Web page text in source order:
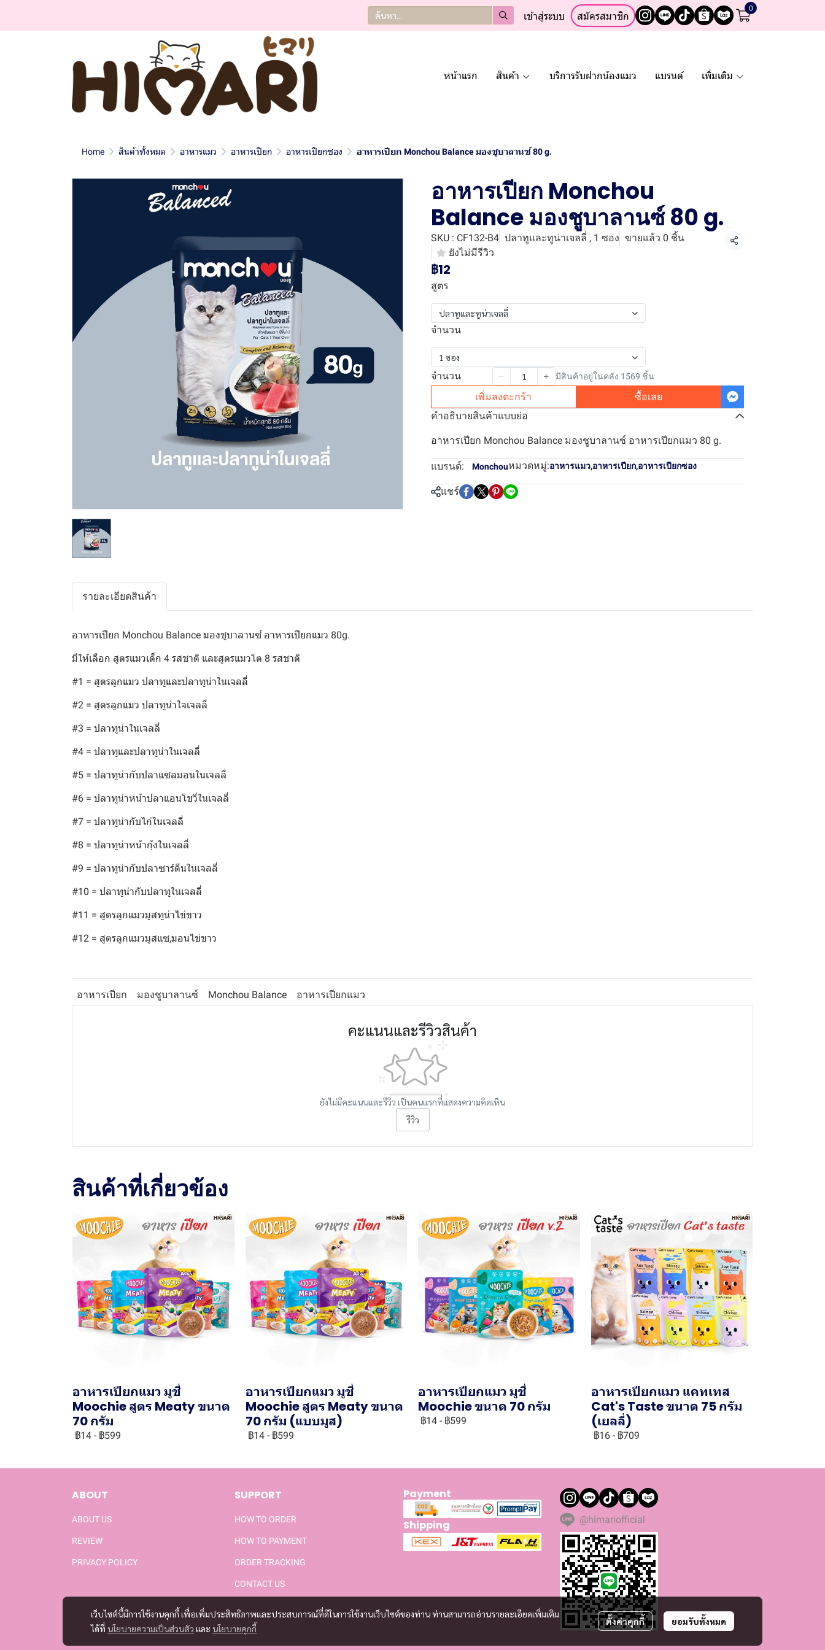
เข้าสู่ระบบ สมัครสมาชิก
0
หน้าแรก สินค้า บริการรับฝากน้องแมว แบรนด์ เพิ่มเติม
Home สินค้าทั้งหมด อาหารแมว อาหารเปียก อาหารเปียกซอง อาหารเปียก Monchou Balance มองชูบาลานซ์ 80 g.
อาหารเปียก Monchou
Balance มองชูบาลานซ์ 80 g.
SKU : CF132-B4 ปลาทูและทูน่าเจลลี่ , 1 ซอง ขายแล้ว 0 ชิ้น
ยังไม่มีรีวิว
แชร์
฿12
สูตร
ปลาทูและทูน่าเจลลี่
จำนวน
1 ซอง
จำนวน มีสินค้าอยู่ในคลัง 1569 ชิ้น
เพิ่มลงตะกร้า
ซื้อเลย
คำอธิบายสินค้าแบบย่อ
อาหารเปียก Monchou Balance มองชูบาลานซ์ อาหารเปียกแมว 80 g.
แบรนด์: Monchouหมวดหมู่:อาหารแมว,อาหารเปียก,อาหารเปียกซอง
แชร์
รายละเอียดสินค้า
อาหารเปียก Monchou Balance มองชูบาลานซ์ อาหารเปียกแมว 80g.
มีให้เลือก สูตรแมวเด็ก 4 รสชาติ และสูตรแมวโต 8 รสชาติ
#1 = สูตรลูกแมว ปลาทูและปลาทูน่าในเจลลี่
#2 = สูตรลูกแมว ปลาทูน่าใจเจลลี่
#3 = ปลาทูน่าในเจลลี่
#4 = ปลาทูและปลาทูน่าในเจลลี่
#5 = ปลาทูน่ากับปลาแซลมอนในเจลลี่
#6 = ปลาทูน่าหน้าปลาแอนโชวี่ในเจลลี่
#7 = ปลาทูน่ากับไก่ในเจลลี่
#8 = ปลาทูน่าหน้ากุ้งในเจลลี่
#9 = ปลาทูน่ากับปลาซาร์ดีนในเจลลี่
#10 = ปลาทูน่ากับปลาทูในเจลลี่
#11 = สูตรลูกแมวมูสทูน่าไข่ขาว
#12 = สูตรลูกแมวมูสแซ,มอนไข่ขาว
อาหารเปียก มองชูบาลานซ์ Monchou Balance อาหารเปียกแมว
คะแนนและรีวิวสินค้า
ยังไม่มีคะแนนและรีวิว เป็นคนแรกที่แสดงความคิดเห็น
รีวิว
สินค้าที่เกี่ยวข้อง
อาหารเปียกแมว มูชี่
Moochie สูตร Meaty ขนาด
70 กรัม
฿14 - ฿599
อาหารเปียกแมว มูชี่
Moochie สูตร Meaty ขนาด
70 กรัม (แบบมูส)
฿14 - ฿599
อาหารเปียกแมว มูชี่
Moochie ขนาด 70 กรัม
฿14 - ฿599
อาหารเปียกแมว แคทเทส
Cat's Taste ขนาด 75 กรัม
(เยลลี่)
฿16 - ฿709
เว็บไซต์นี้มีการใช้งานคุกกี้ เพื่อเพิ่มประสิทธิภาพและประสบการณ์ที่ดีในการใช้งานเว็บไซต์ของท่าน ท่านสามารถอ่านรายละเอียดเพิ่มเติม
ได้ที่ นโยบายความเป็นส่วนตัว และ นโยบายคุกกี้
ตั้งค่าคุกกี้ ยอมรับทั้งหมด
ABOUT
ABOUT US
REVIEW
PRIVACY POLICY
SUPPORT
HOW TO ORDER
HOW TO PAYMENT
ORDER TRACKING
CONTACT US
Payment
Shipping @himariofficial